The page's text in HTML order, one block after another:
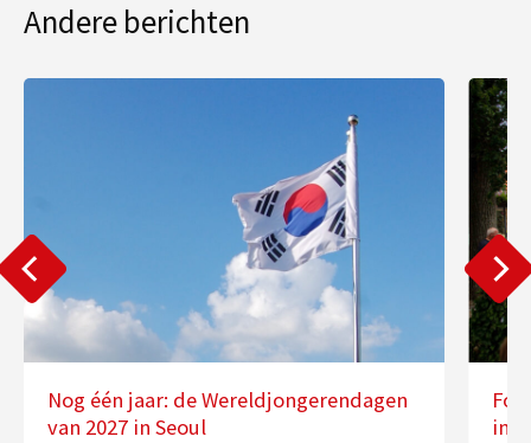
Andere berichten
Nog één jaar: de Wereldjongerendagen
van 2027 in Seoul
in